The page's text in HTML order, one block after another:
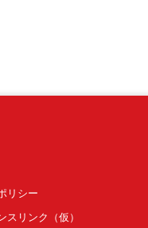
リシー
スリンク（仮）